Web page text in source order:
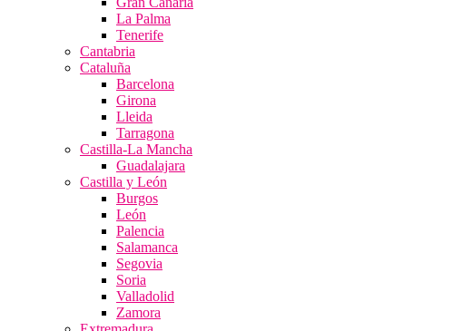
La Palma
Tenerife
Cantabria
Cataluña
Barcelona
Girona
Lleida
Tarragona
Castilla-La Mancha
Guadalajara
Castilla y León
Burgos
León
Palencia
Salamanca
Segovia
Soria
Valladolid
Zamora